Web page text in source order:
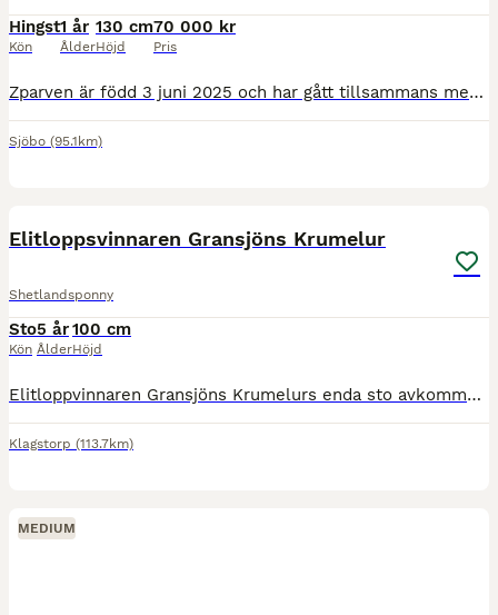
Hingst
Kön
1 år
Ålder
130 cm
Höjd
70 000 kr
Pris
Zparven är född 3 juni 2025 och har gått tillsammans med sin mamma till maj-26. Nu går han kvar med sina kompisar när mor åkte till sommarbetet. Han är snäll, lyhörd, försiktig. Jag har pysslat med
Sjöbo (95.1km)
Elitloppsvinnaren Gransjöns Krumelur
Shetlandsponny
Sto
Kön
5 år
Ålder
100 cm
Höjd
Elitloppvinnaren Gransjöns Krumelurs enda sto avkomma är till salu med två raka segrar i bagaget!!!! Krulliz har i år startat 6 gånger vilket har resulterat i samtliga placeringar samt två defileran
Klagstorp (113.7km)
MEDIUM